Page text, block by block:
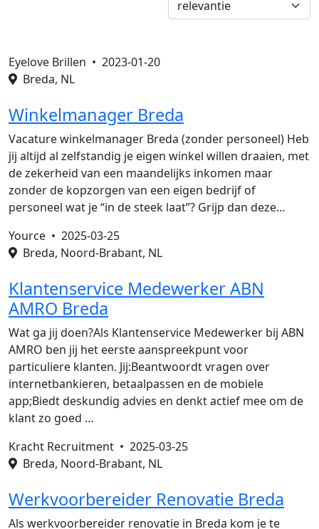
Eyelove Brillen • 2023-01-20
Breda, NL
Winkelmanager Breda
Vacature winkelmanager Breda (zonder personeel) Heb
jij altijd al zelfstandig je eigen winkel willen draaien, met
de zekerheid van een maandelijks inkomen maar
zonder de kopzorgen van een eigen bedrijf of
personeel wat je “in de steek laat”? Grijp dan deze…
Yource • 2025-03-25
Breda, Noord-Brabant, NL
Klantenservice Medewerker ABN
AMRO Breda
Wat ga jij doen?Als Klantenservice Medewerker bij ABN
AMRO ben jij het eerste aanspreekpunt voor
particuliere klanten. Jij:Beantwoordt vragen over
internetbankieren, betaalpassen en de mobiele
app;Biedt deskundig advies en denkt actief mee om de
klant zo goed …
Kracht Recruitment • 2025-03-25
Breda, Noord-Brabant, NL
Werkvoorbereider Renovatie Breda
Als werkvoorbereider renovatie in Breda kom je te